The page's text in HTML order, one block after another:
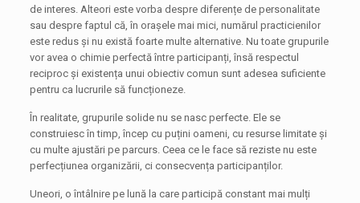
de interes. Alteori este vorba despre diferențe de personalitate
sau despre faptul că, în orașele mai mici, numărul practicienilor
este redus și nu există foarte multe alternative. Nu toate grupurile
vor avea o chimie perfectă între participanți, însă respectul
reciproc și existența unui obiectiv comun sunt adesea suficiente
pentru ca lucrurile să funcționeze.
În realitate, grupurile solide nu se nasc perfecte. Ele se
construiesc în timp, încep cu puțini oameni, cu resurse limitate și
cu multe ajustări pe parcurs. Ceea ce le face să reziste nu este
perfecțiunea organizării, ci consecvența participanților.
Uneori, o întâlnire pe lună la care participă constant mai mulți